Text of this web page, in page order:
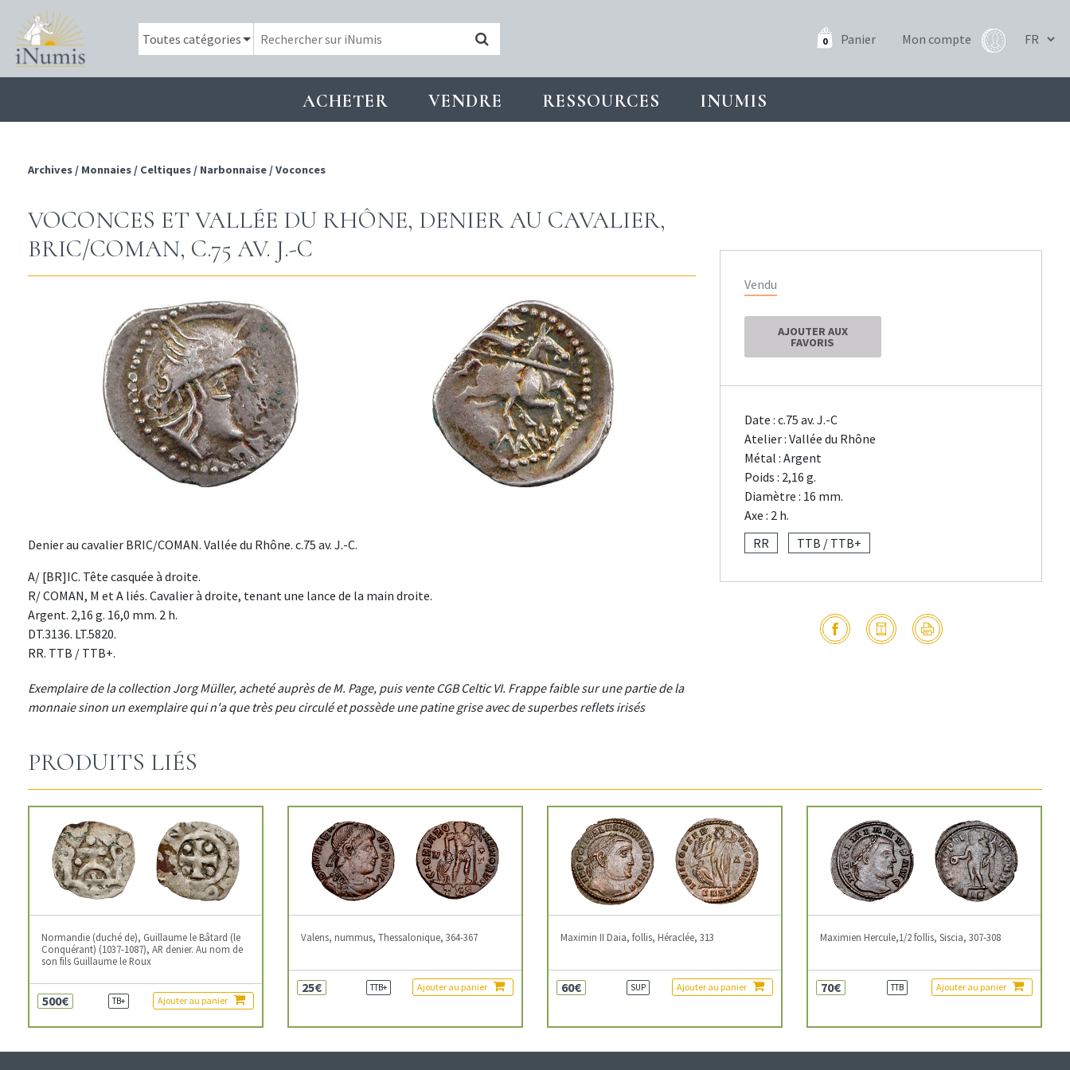
0 Panier Mon compte
ACHETER VENDRE RESSOURCES INUMIS
Archives / Monnaies / Celtiques / Narbonnaise /Voconces
VOCONCES ET VALLÉE DU RHÔNE, DENIER AU CAVALIER,
BRIC/COMAN, C.75 AV. J.-C
Denier au cavalier BRIC/COMAN. Vallée du Rhône. c.75 av. J.-C.
A/ [BR]IC. Tête casquée à droite.
R/ COMAN, M et A liés. Cavalier à droite, tenant une lance de la main droite.
Argent. 2,16 g. 16,0 mm. 2 h.
DT.3136. LT.5820.
RR. TTB / TTB+.
Exemplaire de la collection Jorg Müller, acheté auprès de M. Page, puis vente CGB Celtic VI. Frappe faible sur une partie de la
monnaie sinon un exemplaire qui n'a que très peu circulé et possède une patine grise avec de superbes reflets irisés
Vendu
AJOUTER AUX
FAVORIS
Date : c.75 av. J.-C
Atelier : Vallée du Rhône
Métal : Argent
Poids : 2,16 g.
Diamètre : 16 mm.
Axe : 2 h.
RR
TTB / TTB+
PRODUITS LIÉS
Normandie (duché de), Guillaume le Bâtard (le
Conquérant) (1037-1087), AR denier. Au nom de
son fils Guillaume le Roux
500€ TB+ Ajouter au panier
Valens, nummus, Thessalonique, 364-367
25€ TTB+ Ajouter au panier
Maximin II Daia, follis, Héraclée, 313
60€ SUP Ajouter au panier
Maximien Hercule,1/2 follis, Siscia, 307-308
70€ TTB Ajouter au panier